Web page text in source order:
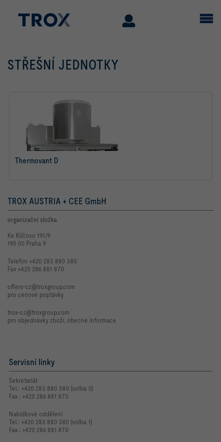
STŘEŠNÍ JEDNOTKY
Thermovant D
TROX AUSTRIA + CEE GmbH
organizační složka
Ke Klíčovu 191/9
190 00 Praha 9
Telefon +420 283 880 380
Fax +420 286 881 870
offers-cz@troxgroup.com
pro cenové poptávky
trox-cz@troxgroup.com
pro objednávky zboží, obecné informace
Servisní linky
Sekretariát
Tel.: +420 283 880 380 (volba 0)
Fax.: +420 286 881 870
Nabídkové oddělení
Tel.: +420 283 880 380 (volba 1)
Fax.: +420 286 881 870